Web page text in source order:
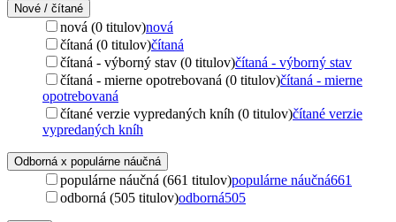
Nové / čítané
nová (0 titulov)nová
čítaná (0 titulov)čítaná
čítaná - výborný stav (0 titulov)čítaná - výborný stav
čítaná - mierne opotrebovaná (0 titulov)čítaná - mierne
opotrebovaná
čítané verzie vypredaných kníh (0 titulov)čítané verzie
vypredaných kníh
Odborná x populárne náučná
populárne náučná (661 titulov)populárne náučná661
odborná (505 titulov)odborná505